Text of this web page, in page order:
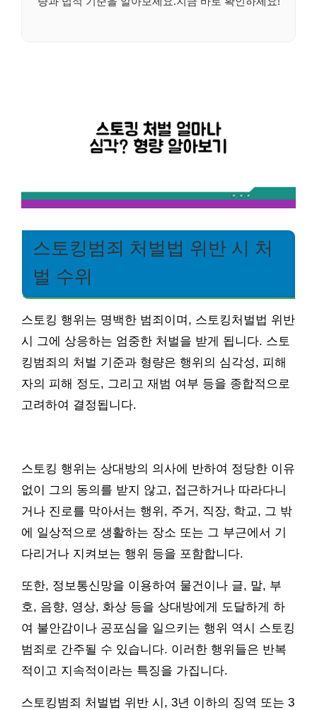
스토킹범죄 처벌법 위반 시 처
벌 수위
스토킹 행위는 명백한 범죄이며, 스토킹처벌법 위반
시 그에 상응하는 엄중한 처벌을 받게 됩니다. 스토
킹범죄의 처벌 기준과 형량은 행위의 심각성, 피해
자의 피해 정도, 그리고 재범 여부 등을 종합적으로
고려하여 결정됩니다.
스토킹 행위는 상대방의 의사에 반하여 정당한 이유
없이 그의 동의를 받지 않고, 접근하거나 따라다니
거나 진로를 막아서는 행위, 주거, 직장, 학교, 그 밖
에 일상적으로 생활하는 장소 또는 그 부근에서 기
다리거나 지켜보는 행위 등을 포함합니다.
또한, 정보통신망을 이용하여 물건이나 글, 말, 부
호, 음향, 영상, 화상 등을 상대방에게 도달하게 하
여 불안감이나 공포심을 일으키는 행위 역시 스토킹
범죄로 간주될 수 있습니다. 이러한 행위들은 반복
적이고 지속적이라는 특징을 가집니다.
스토킹범죄 처벌법 위반 시, 3년 이하의 징역 또는 3